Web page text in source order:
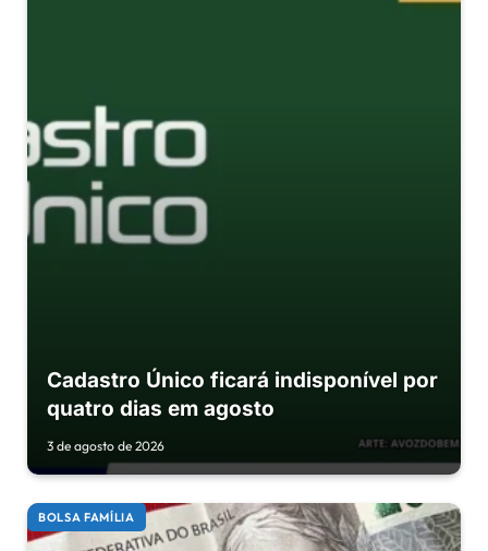
Cadastro Único ficará indisponível por
quatro dias em agosto
3 de agosto de 2026
BOLSA FAMÍLIA